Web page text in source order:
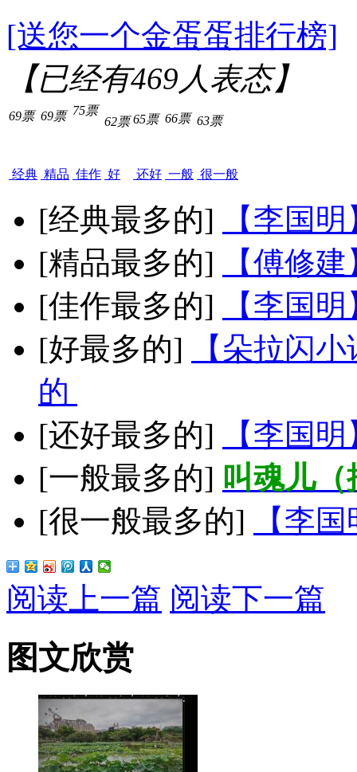
[送您一个金蛋蛋排行榜]
【已经有469人表态】
69票
经典
69票
精品
75票
佳作
62票
好
65票
还好
66票
一般
63票
很一般
[经典最多的]
【李国
[精品最多的]
【傅修
[佳作最多的]
【李国
[好最多的]
【朵拉闪
的
[还好最多的]
【李国
[一般最多的] 叫魂儿
[很一般最多的]
【李
阅读上一篇 阅读下一篇
图文欣赏